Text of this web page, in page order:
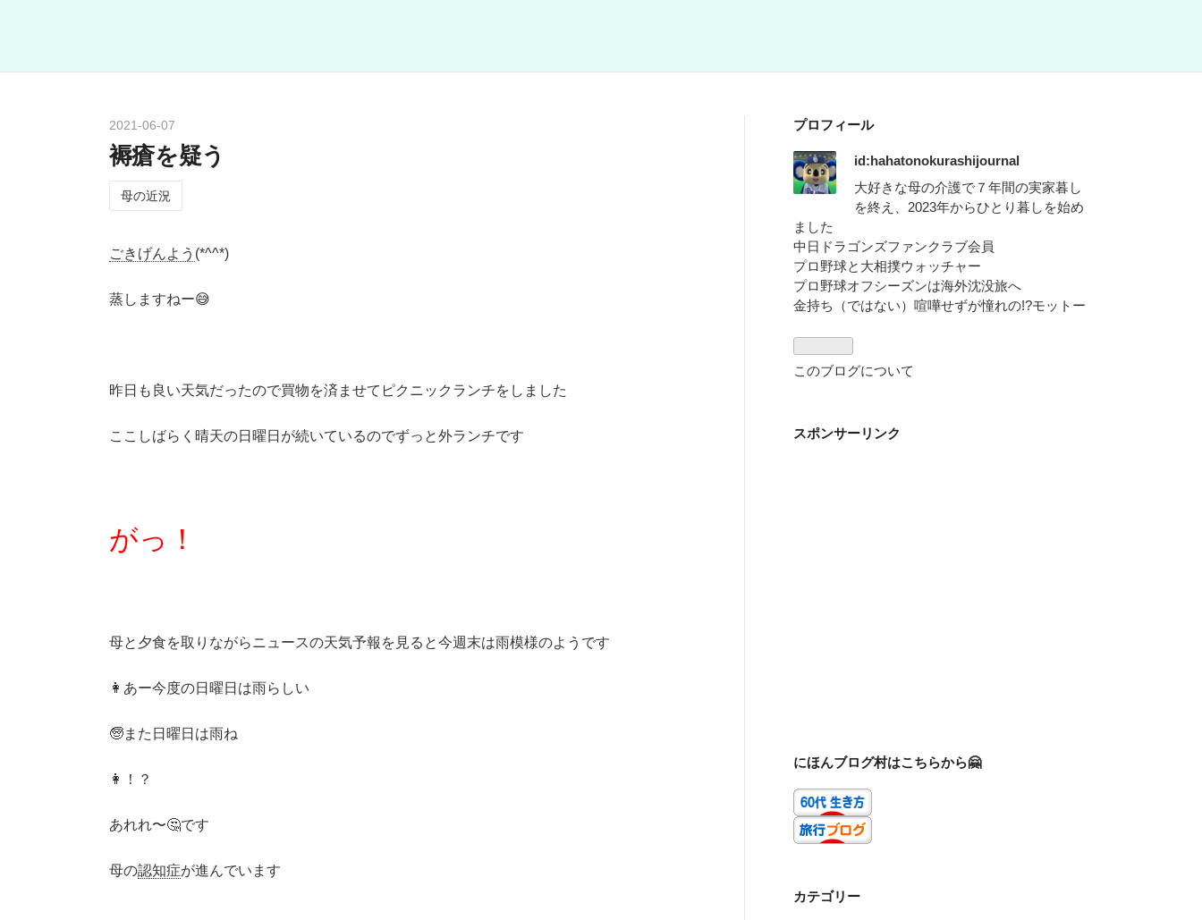
2021-06-07
褥瘡を疑う
母の近況
ごきげんよう (*^^*)
蒸しますねー😅
昨日も良い天気だったので買物を済ませてピクニックランチをしました
ここしばらく晴天の日曜日が続いているのでずっと外ランチです
がっ！
母と夕食を取りながらニュースの天気予報を見ると今週末は雨模様のようです
👩あー今度の日曜日は雨らしい
🧓また日曜日は雨ね
👩！？
あれれ〜🤔です
母の認知症が進んでいます
プロフィール
id:hahatonokurashijournal
大好きな母の介護で７年間の実家暮し
を終え、2023年からひとり暮しを始め
ました
中日ドラゴンズファンクラブ会員
プロ野球と大相撲ウォッチャー
プロ野球オフシーズンは海外沈没旅へ
金持ち（ではない）喧嘩せずが憧れの!?モットー
このブログについて
スポンサーリンク
にほんブログ村はこちらから🤗
カテゴリー